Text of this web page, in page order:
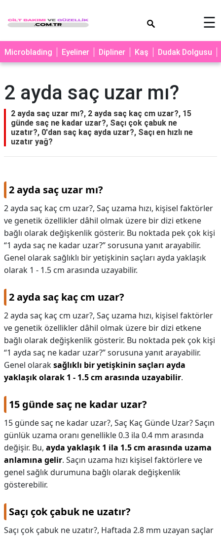
MAKYAJ
MİCROBLADİNG
LAZER
EPİLASYON
PROTEZ
TIRNAK
PEELİNG
BAKIMI
CİLT
BAKIMI
DİPLİNER
☰
Microblading Eyeliner Dipliner Kaş Dudak Dolgusu
2 ayda saç uzar mı?
2 ayda saç uzar mı?, 2 ayda saç kaç cm uzar?, 15
günde saç ne kadar uzar?, Saçı çok çabuk ne
uzatır?, 0'dan saç kaç ayda uzar?, Saçı en hızlı ne
uzatır yağ?
2 ayda saç uzar mı?
2 ayda saç kaç cm uzar?, Saç uzama hızı, kişisel faktörler
ve genetik özellikler dâhil olmak üzere bir dizi etkene
bağlı olarak değişkenlik gösterir. Bu noktada pek çok kişi
“1 ayda saç ne kadar uzar?” sorusuna yanıt arayabilir.
Genel olarak sağlıklı bir yetişkinin saçları ayda yaklaşık
olarak 1 - 1.5 cm arasında uzayabilir.
2 ayda saç kaç cm uzar?
2 ayda saç kaç cm uzar?, Saç uzama hızı, kişisel faktörler
ve genetik özellikler dâhil olmak üzere bir dizi etkene
bağlı olarak değişkenlik gösterir. Bu noktada pek çok kişi
“1 ayda saç ne kadar uzar?” sorusuna yanıt arayabilir.
Genel olaraksağlıklı bir yetişkinin saçları ayda
yaklaşık olarak 1 - 1.5 cm arasında uzayabilir.
15 günde saç ne kadar uzar?
15 günde saç ne kadar uzar?, Saç Kaç Günde Uzar? Saçın
günlük uzama oranı genellikle 0.3 ila 0.4 mm arasında
değişir. Bu, ayda yaklaşık 1 ila 1.5 cm arasında uzama
anlamına gelir. Saçın uzama hızı kişisel faktörlere ve
genel sağlık durumuna bağlı olarak değişkenlik
gösterebilir.
Saçı çok çabuk ne uzatır?
Saçı çok çabuk ne uzatır?, Haftada 2.8 mm uzayan saçlar